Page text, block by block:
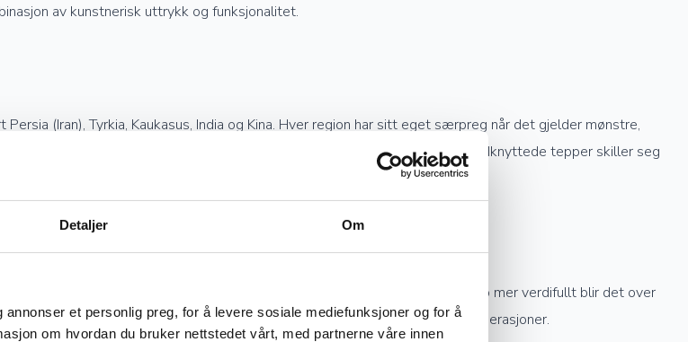
Detaljer Om
et personlig preg, for å levere sosiale mediefunksjoner og for å
om hvordan du bruker nettstedet vårt, med partnerne våre innen
av kunstnerisk uttrykk og funksjonalitet.
(Iran), Tyrkia, Kaukasus, India og Kina. Hver region har sitt eget særpreg når det gjelder mønstre,
farger, mens tyrkiske tepper har mer geometriske design. Kinesiske håndknyttede tepper skiller seg
en god investering. Jo høyere kvalitet og finere knytting et teppe har, desto mer verdifullt blir det over
teppes verdi, og godt vedlikeholdte håndknyttede tepper kan gå i arv i generasjoner.